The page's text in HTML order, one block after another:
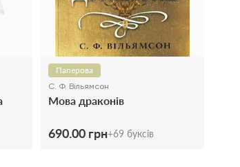
Паперова
С. Ф. Вільямсон
Мова драконів
690.00 грн+69 буксів